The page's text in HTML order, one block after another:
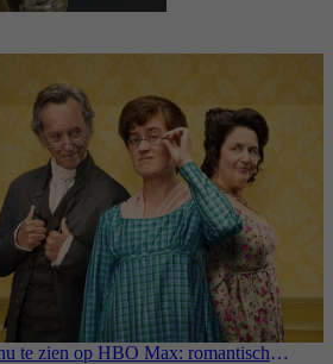
te zien op HBO Max: romantisch